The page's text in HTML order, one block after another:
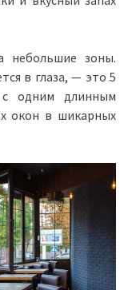
небольшие зоны.
в глаза, — это 5
с одним длинным
окон в шикарных